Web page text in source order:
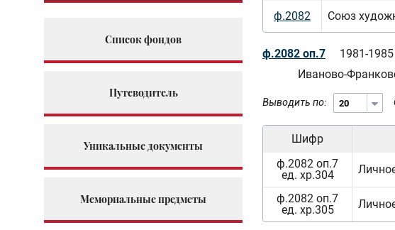
Список фондов
Путеводитель
Уникальные документы
Мемориальные предметы
ф.2082
Союз
ф.2082 оп.7 1981-1985
Иваново-
Выводить по:
Шифр
ф.2082 оп.7
ед. хр.304
ф.2082 оп.7
ед. хр.305